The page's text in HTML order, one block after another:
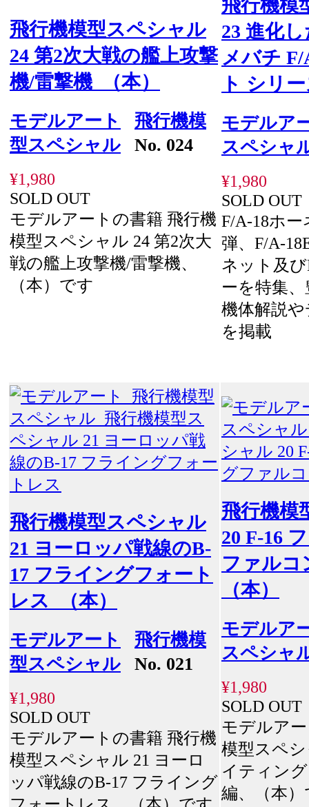
飛行機模型スペシャル
24 第2次大戦の艦上攻撃
機/雷撃機 （本）
モデルアート
飛行機模
型スペシャル No. 024
¥1,980
SOLD OUT
モデルアートの書籍 飛行機
模型スペシャル 24 第2次大
戦の艦上攻撃機/雷撃機、
（本）です
飛行機模
23 進化
メバチ
ト シリ
モデルア
スペシャ
¥1,980
SOLD OUT
F/A-18ホー
弾、F/A-
ネット及
ーを特集
機体解説
を掲載
飛行機模型スペシャル
21 ヨーロッパ戦線のB-
17 フライングフォート
レス （本）
モデルアート
飛行機模
型スペシャル No. 021
¥1,980
SOLD OUT
モデルアートの書籍 飛行機
模型スペシャル 21 ヨーロ
ッパ戦線のB-17 フライング
飛行機模
20 F-16
ファル
（本）
モデルア
スペシャ
¥1,980
SOLD OUT
モデルア
模型スペシ
イティン
編、（本